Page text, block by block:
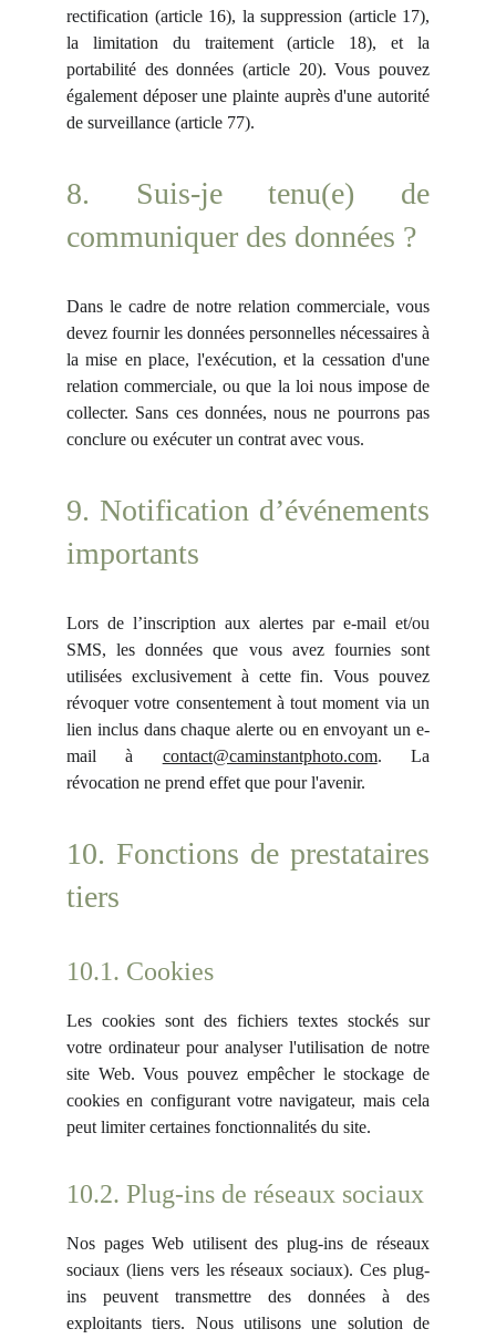
rectification (article 16), la suppression (article 17),
la limitation du traitement (article 18), et la
portabilité des données (article 20). Vous pouvez
également déposer une plainte auprès d'une autorité
de surveillance (article 77).
8. Suis-je tenu(e) de
communiquer des données ?
Dans le cadre de notre relation commerciale, vous
devez fournir les données personnelles nécessaires à
la mise en place, l'exécution, et la cessation d'une
relation commerciale, ou que la loi nous impose de
collecter. Sans ces données, nous ne pourrons pas
conclure ou exécuter un contrat avec vous.
9. Notification d’événements
importants
Lors de l’inscription aux alertes par e-mail et/ou
SMS, les données que vous avez fournies sont
utilisées exclusivement à cette fin. Vous pouvez
révoquer votre consentement à tout moment via un
lien inclus dans chaque alerte ou en envoyant un e-
mail à contact@caminstantphoto.com. La
révocation ne prend effet que pour l'avenir.
10. Fonctions de prestataires
tiers
10.1. Cookies
Les cookies sont des fichiers textes stockés sur
votre ordinateur pour analyser l'utilisation de notre
site Web. Vous pouvez empêcher le stockage de
cookies en configurant votre navigateur, mais cela
peut limiter certaines fonctionnalités du site.
10.2. Plug-ins de réseaux sociaux
Nos pages Web utilisent des plug-ins de réseaux
sociaux (liens vers les réseaux sociaux). Ces plug-
ins peuvent transmettre des données à des
exploitants tiers. Nous utilisons une solution de